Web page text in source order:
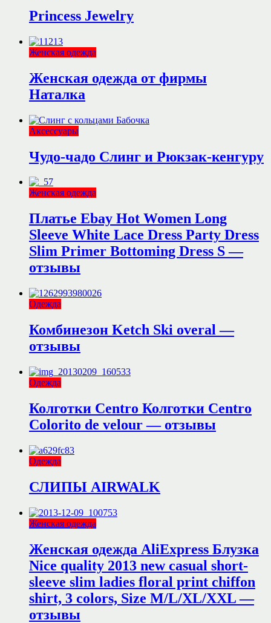
Princess Jewelry
Женская одежда
Женская одежда от фирмы
Наталка
Аксессуары
Чудо-чадо Слинг и Рюкзак-кенгуру
Женская одежда
Платье Ebay Hot Women Long
Sleeve White Lace Dress Party Dress
Slim Primer Bottoming Dress S —
отзывы
Одежда
Комбинезон Ketch Ski overal —
отзывы
Одежда
Колготки Centro Колготки Centro
Colorito de velour — отзывы
Одежда
СЛИПЫ AIRWALK
Женская одежда
Женская одежда AliExpress Блузка
Nice quality 2013 new casual short-
sleeve slim ladies floral print chiffon
shirt, 3 colors, Size M/L/XL/XXL —
отзывы